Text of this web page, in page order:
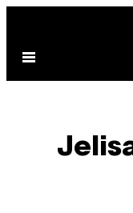
contenido
Abrir